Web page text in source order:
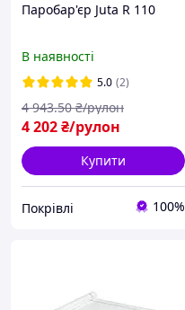
Паробар'єр Juta R 110
В наявності
5.0 (2)
4 202₴/рулон
4 943.50 ₴/рулон
Купити
Покрівлі 100%